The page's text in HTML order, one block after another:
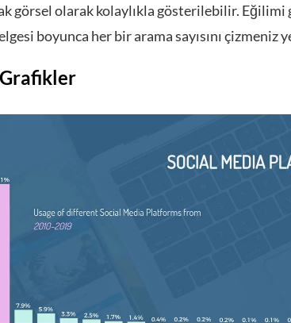
görsel olarak kolaylıkla gösterilebilir.
boyunca her bir arama sayısını çizmeniz